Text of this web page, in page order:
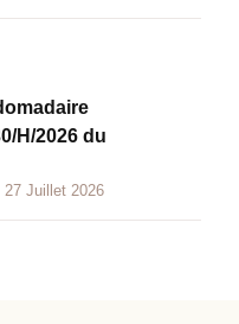
H/2026 du
Juillet 2026